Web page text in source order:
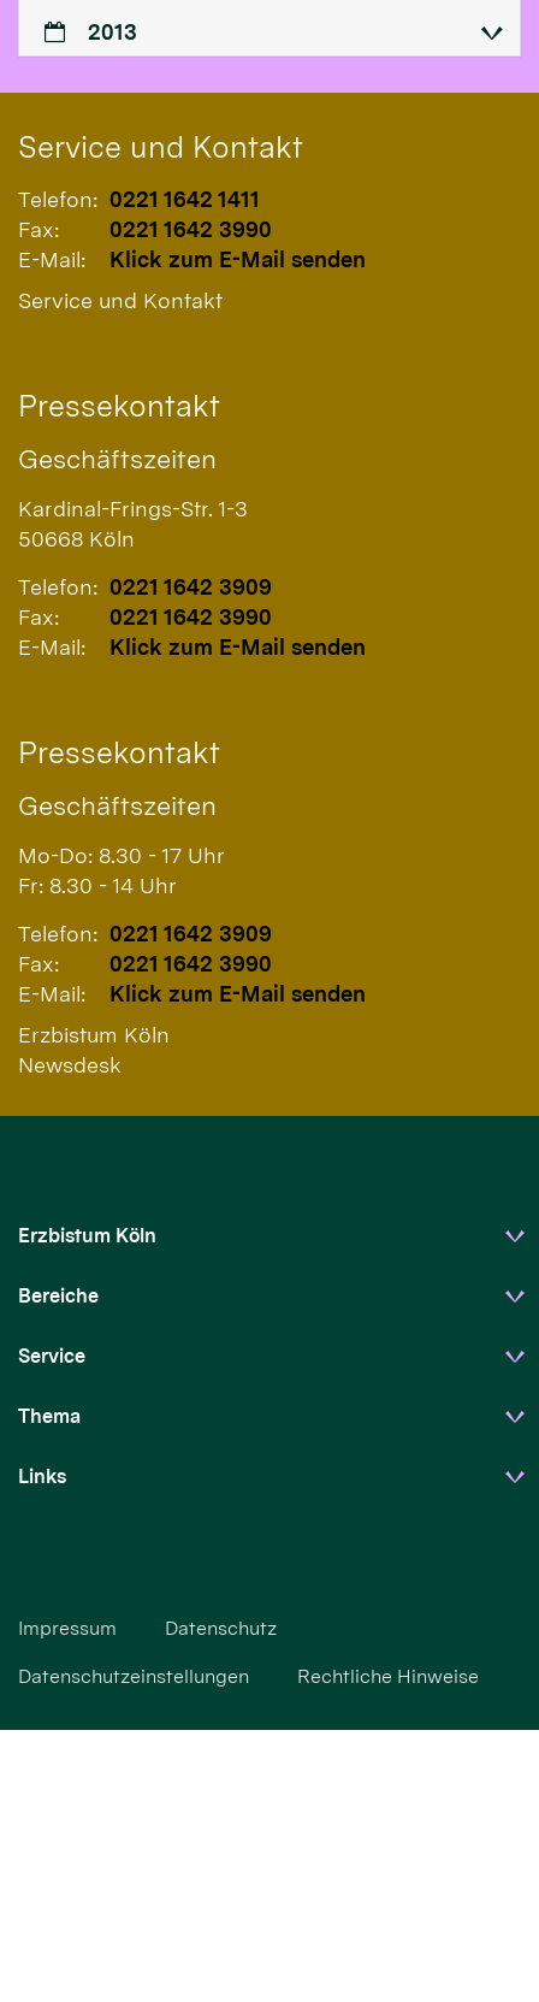
2013
Service und Kontakt
Telefon: 0221 1642 1411
Fax:
0221 1642 3990
E-Mail:
Klick zum E-Mail senden
Service und Kontakt
Pressekontakt
Geschäftszeiten
Kardinal-Frings-Str. 1-3
50668 Köln
Telefon: 0221 1642 3909
Fax:
0221 1642 3990
E-Mail:
Klick zum E-Mail senden
Pressekontakt
Geschäftszeiten
Mo-Do: 8.30 - 17 Uhr
Fr: 8.30 - 14 Uhr
Telefon: 0221 1642 3909
Fax:
0221 1642 3990
E-Mail:
Klick zum E-Mail senden
Erzbistum Köln
Newsdesk
Erzbistum Köln
Bereiche
Service
Thema
Links
Impressum Datenschutz
Datenschutzeinstellungen Rechtliche Hinweise